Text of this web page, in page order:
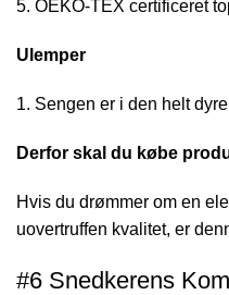
OEKO-TEX certificeret
Ulemper
Sengen er i den helt
Derfor skal du købe
Hvis du drømmer om en
uovertruffen kvalitet, er
#6 Snedkerens